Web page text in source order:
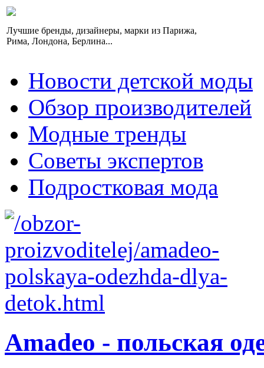
Лучшие бренды, дизайнеры, марки из Парижа,
Рима, Лондона, Берлина...
Новости детской моды
Обзор производителей
Модные тренды
Советы экспертов
Подростковая мода
Amadeo - польская